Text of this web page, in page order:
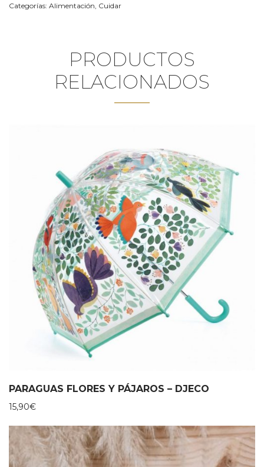
Categorías: Alimentación Cuidar
PRODUCTOS
RELACIONADOS
PARAGUAS FLORES Y PÁJAROS – DJECO
15,90€